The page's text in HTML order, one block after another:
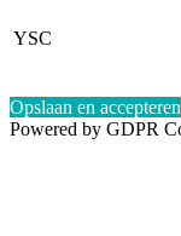
YSC
Opslaan en accepteren
Powered by GDPR